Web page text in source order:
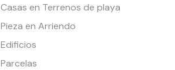
Casas en Terrenos de playa
Pieza en Arriendo
Edificios
Parcelas